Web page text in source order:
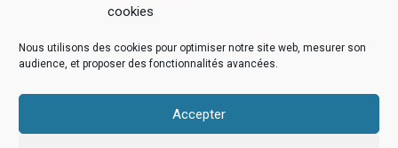
cookies
Nous utilisons des cookies pour optimiser notre site web, mesurer son
audience, et proposer des fonctionnalités avancées.
Accepter